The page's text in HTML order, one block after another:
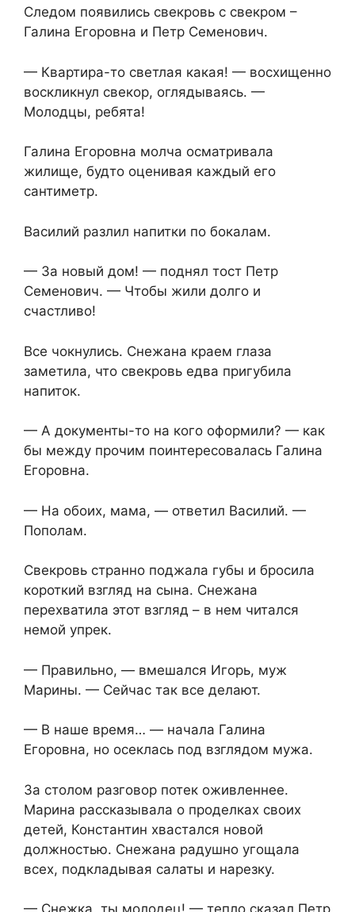
Следом появились свекровь с свекром –
Галина Егоровна и Петр Семенович.
— Квартира-то светлая какая! — восхищенно
воскликнул свекор, оглядываясь. —
Молодцы, ребята!
Галина Егоровна молча осматривала
жилище, будто оценивая каждый его
сантиметр.
Василий разлил напитки по бокалам.
— За новый дом! — поднял тост Петр
Семенович. — Чтобы жили долго и
счастливо!
Все чокнулись. Снежана краем глаза
заметила, что свекровь едва пригубила
напиток.
— А документы-то на кого оформили? — как
бы между прочим поинтересовалась Галина
Егоровна.
— На обоих, мама, — ответил Василий. —
Пополам.
Свекровь странно поджала губы и бросила
короткий взгляд на сына. Снежана
перехватила этот взгляд – в нем читался
немой упрек.
— Правильно, — вмешался Игорь, муж
Марины. — Сейчас так все делают.
— В наше время… — начала Галина
Егоровна, но осеклась под взглядом мужа.
За столом разговор потек оживленнее.
Марина рассказывала о проделках своих
детей, Константин хвастался новой
должностью. Снежана радушно угощала
всех, подкладывая салаты и нарезку.